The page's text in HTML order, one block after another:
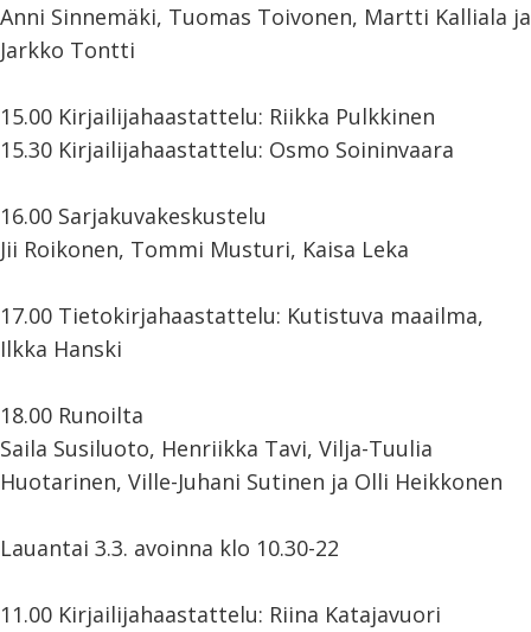
Anni Sinnemäki, Tuomas Toivonen, Martti Kalliala ja
Jarkko Tontti
15.00 Kirjailijahaastattelu: Riikka Pulkkinen
15.30 Kirjailijahaastattelu: Osmo Soininvaara
16.00 Sarjakuvakeskustelu
Jii Roikonen, Tommi Musturi, Kaisa Leka
17.00 Tietokirjahaastattelu: Kutistuva maailma,
Ilkka Hanski
18.00 Runoilta
Saila Susiluoto, Henriikka Tavi, Vilja-Tuulia
Huotarinen, Ville-Juhani Sutinen ja Olli Heikkonen
Lauantai 3.3. avoinna klo 10.30-22
11.00 Kirjailijahaastattelu: Riina Katajavuori